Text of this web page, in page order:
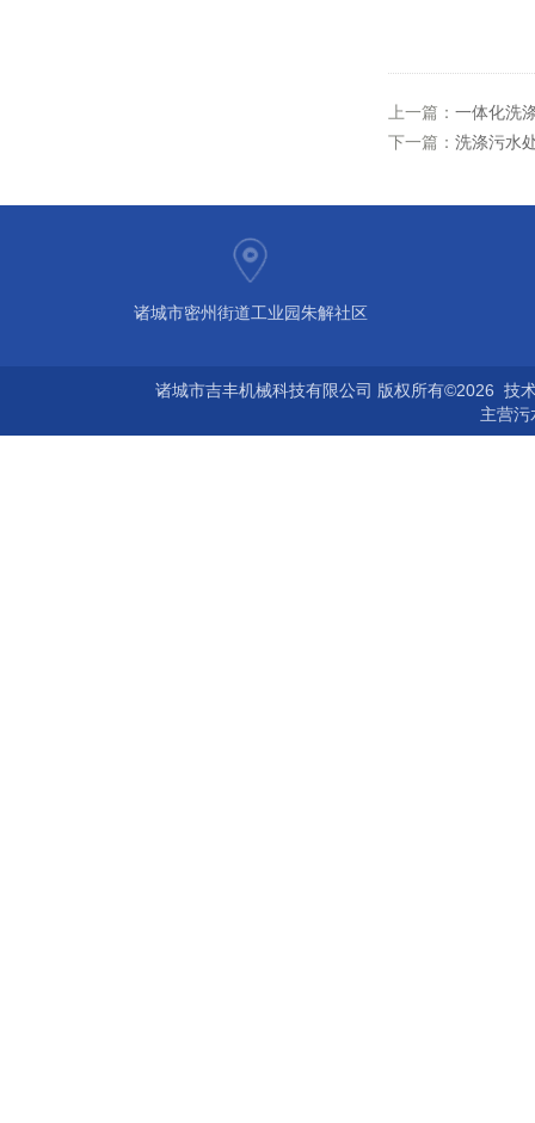
上一篇： 一体化洗
下一篇： 洗涤污水
诸城市密州街道工业园朱解社区
诸城市吉丰机械科技有限公司 版权所有©2026 技
主营污